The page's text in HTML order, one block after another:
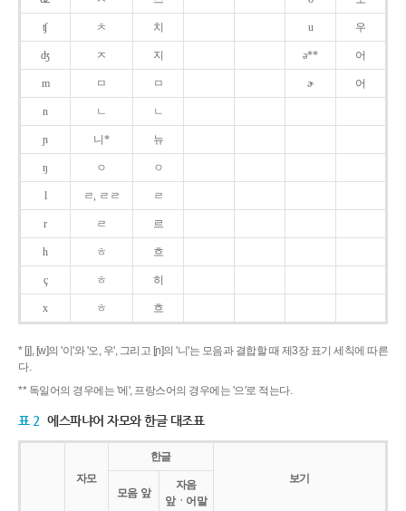
ʧ ㅊ 치 u 우
ʤ ㅈ 지 ə** 어
m ㅁ ㅁ ɚ 어
n ㄴ ㄴ
ɲ 니* 뉴
ŋ ㅇ ㅇ
l ㄹ, ㄹㄹ ㄹ
r ㄹ 르
h ㅎ 흐
ç ㅎ 히
x ㅎ 흐
* [j], [w]의 '이'와 '오, 우', 그리고 [ɲ]의 '니'는 모음과 결합할 때 제3장 표기 세칙에 따른
다.
** 독일어의 경우에는 '에', 프랑스어의 경우에는 '으'로 적는다.
표 2 에스파냐어 자모와 한글 대조표
자모
한글
보기
모음 앞
자음
앞ㆍ어말